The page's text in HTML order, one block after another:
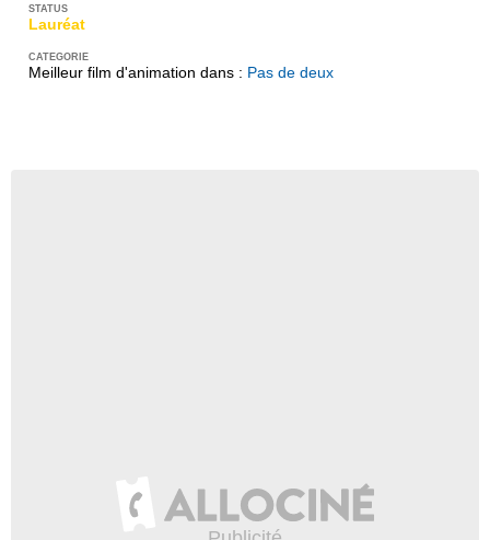
Lauréat
Meilleur film d'animation dans : Pas de deux